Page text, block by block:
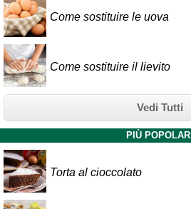
Come sostituire le uova
Come sostituire il lievito
Vedi Tutti
PIÙ POPOLARI
Torta al cioccolato